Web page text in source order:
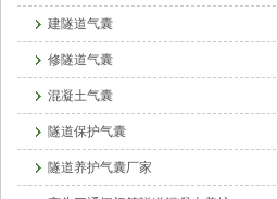
建隧道气囊
修隧道气囊
混凝土气囊
隧道保护气囊
隧道养护气囊厂家